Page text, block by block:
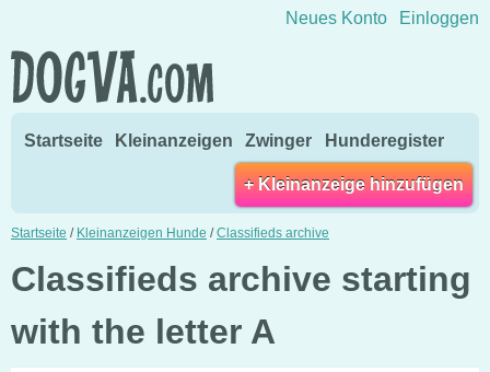
Direkt zum Inhalt wechseln
Neues Konto Einloggen
Startseite Kleinanzeigen Zwinger Hunderegister
+ Kleinanzeige hinzufügen
Startseite / Kleinanzeigen Hunde /Classifieds archive
Classifieds archive starting
with the letter A